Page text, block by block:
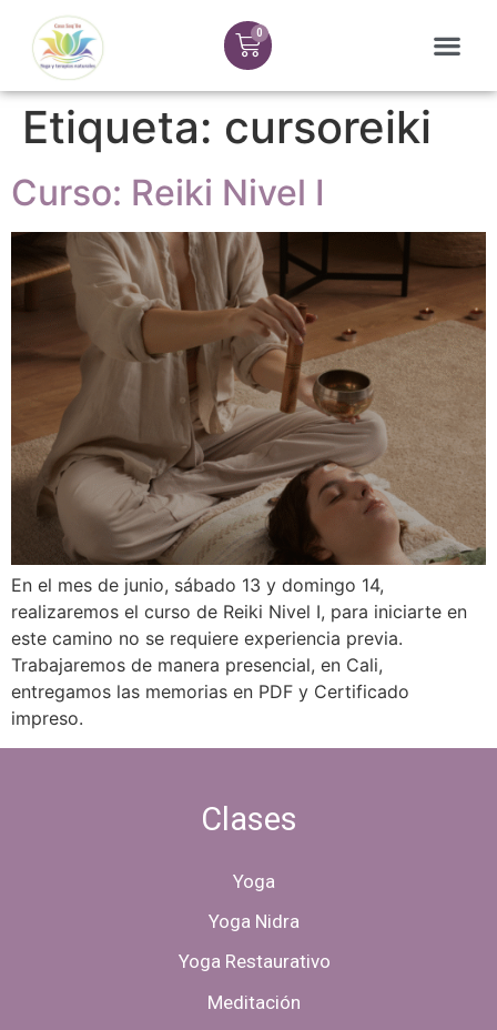
Etiqueta: cursoreiki
Curso: Reiki Nivel I
En el mes de junio, sábado 13 y domingo 14,
realizaremos el curso de Reiki Nivel I, para iniciarte en
este camino no se requiere experiencia previa.
Trabajaremos de manera presencial, en Cali,
entregamos las memorias en PDF y Certificado
impreso.
Clases
Yoga
Yoga Nidra
Yoga Restaurativo
Meditación